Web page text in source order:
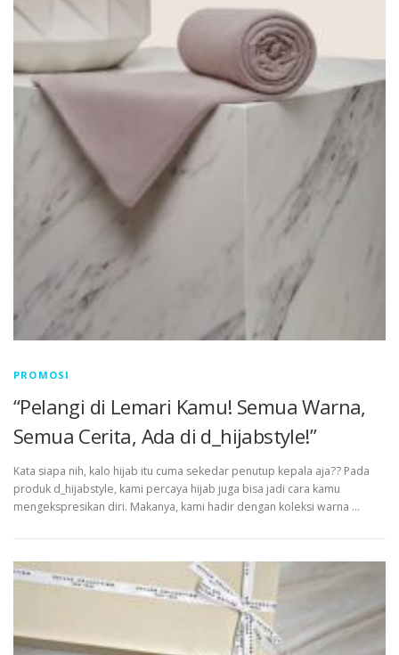
PROMOSI
“Pelangi di Lemari Kamu! Semua Warna,
Semua Cerita, Ada di d_hijabstyle!”
Kata siapa nih, kalo hijab itu cuma sekedar penutup kepala aja?? Pada
produk d_hijabstyle, kami percaya hijab juga bisa jadi cara kamu
mengekspresikan diri. Makanya, kami hadir dengan koleksi warna …